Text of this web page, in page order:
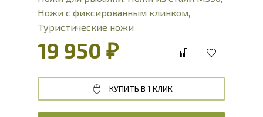
Ножи с фиксированным клинком,
Туристические ножи
19 950 ₽
КУПИТЬ В 1 КЛИК